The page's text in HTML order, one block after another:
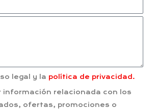
legal y la política de privacidad.
información relacionada con los
ofertas, promociones o